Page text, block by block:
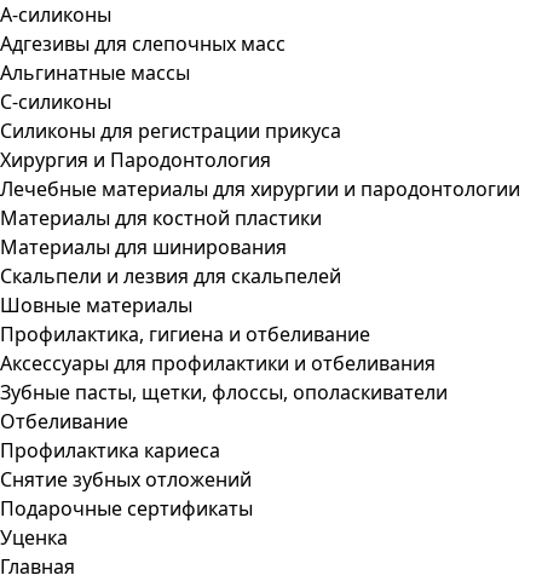
А-силиконы
Адгезивы для слепочных масс
Альгинатные массы
С-силиконы
Силиконы для регистрации прикуса
Хирургия и Пародонтология
Лечебные материалы для хирургии и пародонтологии
Материалы для костной пластики
Материалы для шинирования
Скальпели и лезвия для скальпелей
Шовные материалы
Профилактика, гигиена и отбеливание
Аксессуары для профилактики и отбеливания
Зубные пасты, щетки, флоссы, ополаскиватели
Отбеливание
Профилактика кариеса
Снятие зубных отложений
Подарочные сертификаты
Уценка
Главная